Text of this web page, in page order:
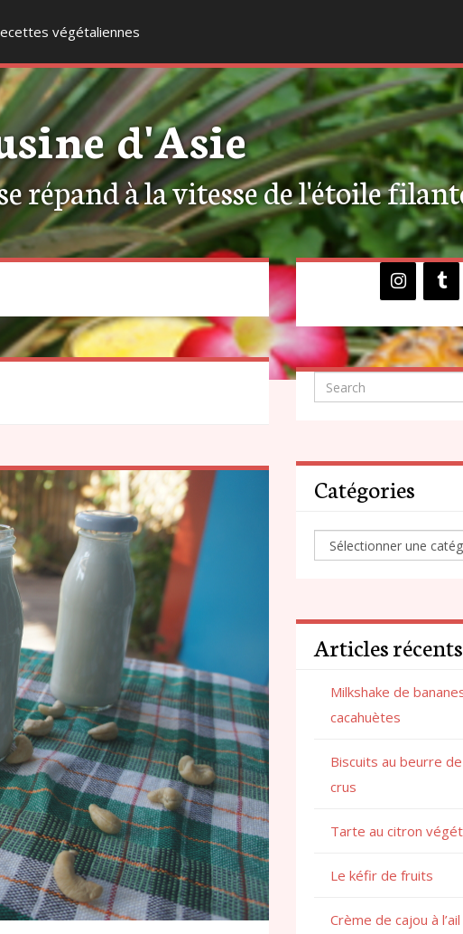
végétaliennes
d'Asie
répand à la vitesse de l'étoile
Catégories
Articles récents
Milkshake de
cacahuètes
Biscuits au beurre
crus
Tarte au citron
Le kéfir de fruits
Crème de cajou à